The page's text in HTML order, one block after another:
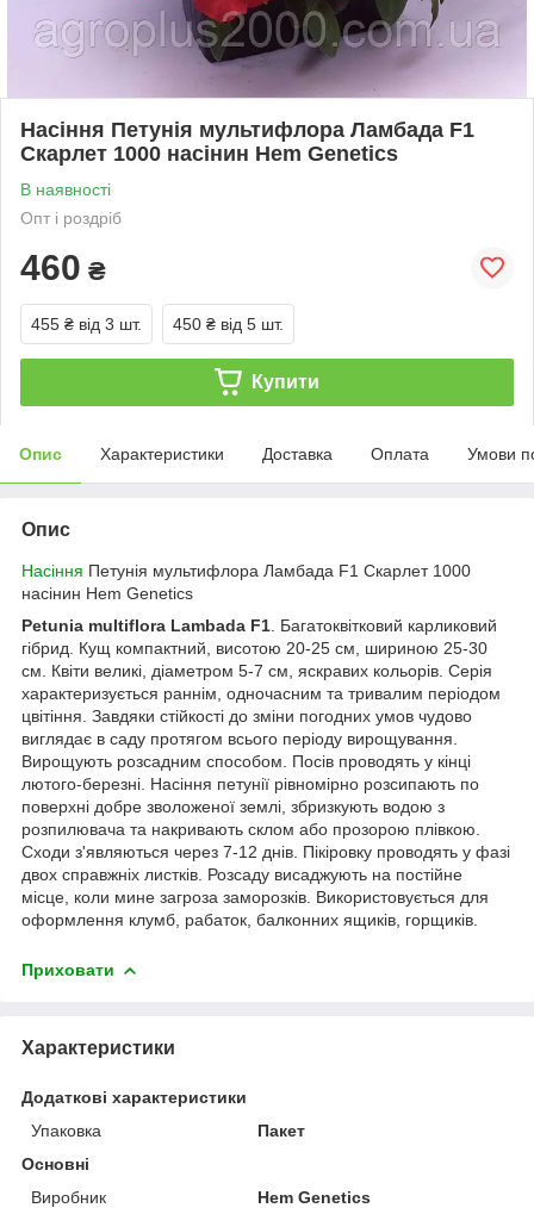
Насіння Петунія мультифлора Ламбада F1
Скарлет 1000 насінин Hem Genetics
В наявності
Опт і роздріб
460 ₴
455 ₴ від 3 шт. 450 ₴ від 5 шт.
Купити
Опис Характеристики Доставка Оплата Умови
Опис
Насіння Петунія мультифлора Ламбада F1 Скарлет 1000
насінин Hem Genetics
Petunia multiflora Lambada F1 . Багатоквітковий карликовий
гібрид. Кущ компактний, висотою 20-25 см, шириною 25-30
см. Квіти великі, діаметром 5-7 см, яскравих кольорів. Серія
характеризується раннім, одночасним та тривалим періодом
цвітіння. Завдяки стійкості до зміни погодних умов чудово
виглядає в саду протягом всього періоду вирощування.
Вирощують розсадним способом. Посів проводять у кінці
лютого-березні. Насіння петунії рівномірно розсипають по
поверхні добре зволоженої землі, збризкують водою з
розпилювача та накривають склом або прозорою плівкою.
Сходи з'являються через 7-12 днів. Пікіровку проводять у фазі
двох справжніх листків. Розсаду висаджують на постійне
місце, коли мине загроза заморозків. Використовується для
оформлення клумб, рабаток, балконних ящиків, горщиків.
Приховати
Характеристики
Додаткові характеристики
Упаковка
Пакет
Основні
Виробник
Hem Genetics